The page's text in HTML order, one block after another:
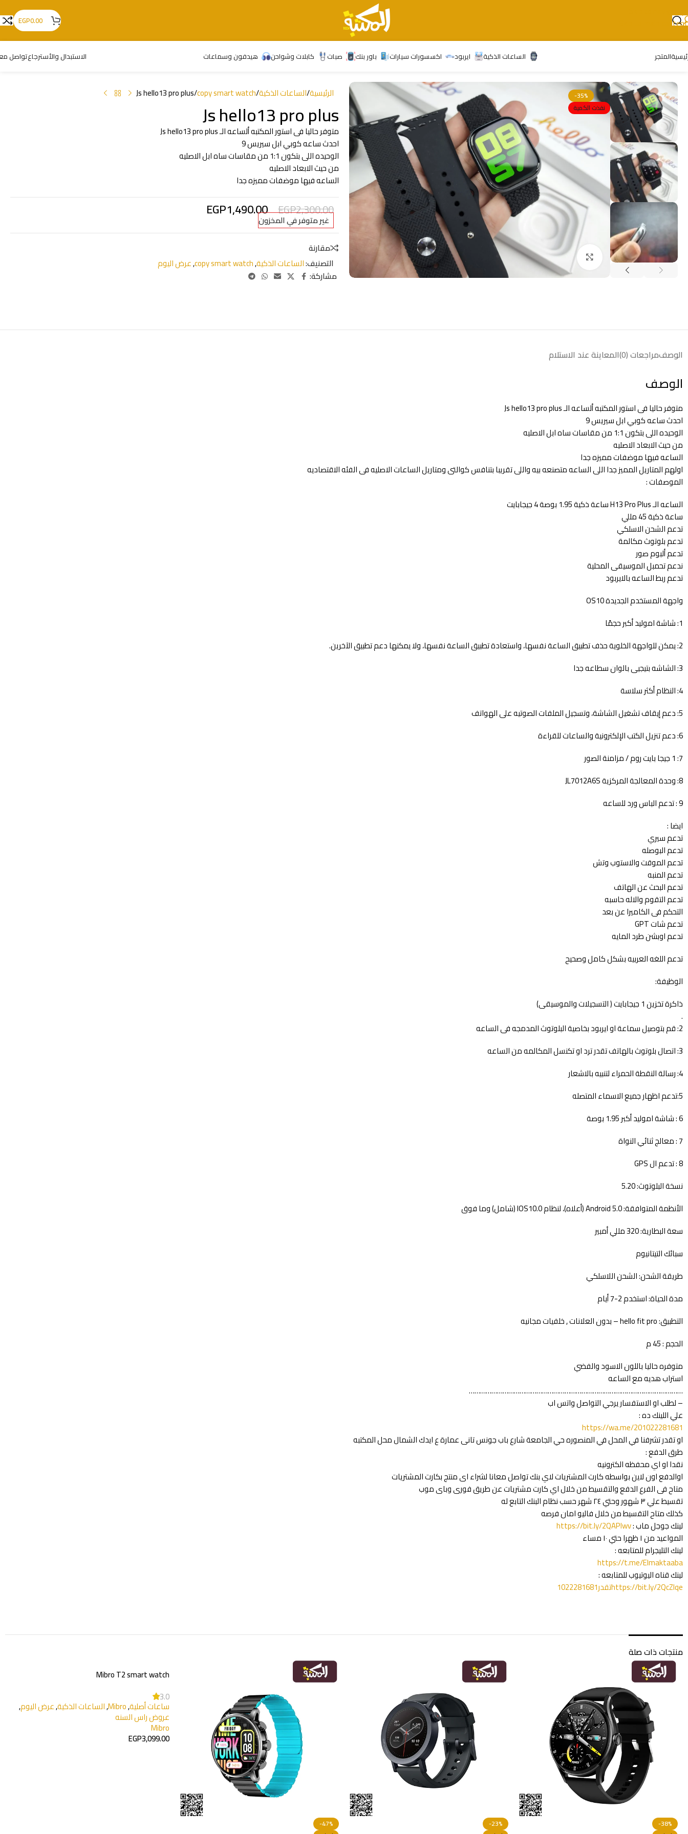
Skip to main content
EGP0.00
المتجر الساعات الذكية ايربود اكسسورات سيارات باور بنك صبات كابلات وشواحن هيدفون وسماعات الاستبدال والأسترجاعتواصل
-35%
نفذت الكمية
انقر للتكبير
الرئيسية/الساعات الذكية/
copy smart watch
/
Js hello13 pro plus
Js hello13 pro plus
متوفر حاليا فى استور المكتبه ألساعه الـ Js hello13 pro plus
احدث ساعه كوبي ابل سيريس 9
الوحيده اللى بتكون 1:1 من مقاسات ساه ابل الاصليه
من حيث الابعاد الاصليه
الساعه فيها موضفات مميزه جدا
EGP2,300.00
EGP1,490.00
غير متوفر في المخزون
مقارنة
التصنيف:الساعات الذكية,
copy smart watch
,عرض اليوم
مشاركة:
الوصفمراجعات (0) المعاينة عند الاستلام
الوصف
متوفر حاليا فى استور المكتبه ألساعه الـ Js hello13 pro plus
احدث ساعه كوبي ابل سيريس 9
الوحيده اللى بتكون 1:1 من مقاسات ساه ابل الاصليه
من حيث الابعاد الاصليه
الساعه فيها موضفات مميزه جدا
اولهم المتاريل المميز جدا اللى الساعه متصنعه بيه واللى تقريبا بتنافس كوالتى ومتاريل الساعات الاصليه فى الفئه الاقتصاديه
الموصفات :
الساعه الـ H13 Pro Plus ساعة ذكية 1.95 بوصة 4 جيجابايت
ساعة ذكية 45 مللي
تدعم الشحن الاسلكي
تدعم بلوتوث مكالمة
تدعم ألبوم صور
ندعم تحمبل الموسيقى المحلية
تدعم ربط الساعه بالايربود
واجهة المستخدم الجديدة OS10
1: شاشة اموليد أكبر حجمًا
2: يمكن للواجهة الخلوية حذف تطبيق الساعة نفسها، واستعادة تطبيق الساعة نفسها، ولا يمكنها دعم تطبيق الآخرين.
3: الشاشه بتيجيى بالوان سطاعه جدا
4: النظام أكثر سلاسة
5: دعم إيقاف تشغيل الشاشة، وتسجيل الملفات الصوتيه على الهواتف
6: دعم تنزيل الكتب الإلكترونية والساعات للقراءة
7: 1 جيجا بايت روم / مزامنة الصور
8: وحدة المعالجة المركزية JL7012A6S
9 : تدعم الباس ورد للساعه
ايضا :
تدعم سيري
تدعم البوصله
تدعم الموقت والاستوب وتش
تدعم المنبه
تدعم البحث عن الهاتف
تدعم التقوم والاله حاسبه
التحكم فى الكاميرا عن بعد
تدعم شات GPT
تدعم اوبشن طرد المايه
تدعم اللغه العربيه بشكل كامل وصحيح
الوظيفة:
ذاكرة تخزين 1 جيجابايت ( التسجيلات والموسيقى)
.
2: قم بتوصيل سماعة او ايربود بخاصية البلوتوث المدمجه فى الساعه
3: اتصال بلوتوث بالهاتف تقدر ترد او تكنسل المكالمه من الساعه
4: رسالة النقطة الحمراء لتنبيه بالاشعار
5:تدعم اظهار جميع الاسماء المتصله
6 : شاشة اموليد أكبر 1.95 بوصة
7 : معالج ثنائي النواة
8 : تدعم ال GPS
نسخة البلوتوث: 5.20
الأنظمة المتوافقة: Android 5.0 (أعلاه)، لنظام IOS10.0 (شامل) وما فوق
سعة البطارية: 320 مللي أمبير
سبائك التيتانيوم
طريقة الشحن: الشحن اللاسلكي
مدة الحياة: استخدم 2-7 أيام
التطبيق: hello fit pro – بدون العلانات , خلفيات مجانيه
الحجم : 45 م
متوفره حاليا باللون الاسود والفضي
استراب هديه مع الساعه
……………………………………………………………………………………………………
– لطلب او الاستفسار يرجي التواصل واتس اب
علي اللينك ده :
https://wa.me/201022281681
او تقدر تشرفنا في المحل في المنصوره حي الجامعة شارع باب جونس تانى عمارة ع ايدك الشمال محل المكتبه
طرق الدفع :
نقدا او اي محفظه الكترونيه
اوالدفع اون لاين بواسطه كارت المشتريات لاي بنك تواصل معانا لشراء اى منتج بكارت المشتريات
متاح فى الفرع الدفع والتقسيط من خلال اي كارت مشتريات عن طريق فورى وباى موب
تقسيط علي ٣ شهور وحتي ٢٤ شهر حسب نظام البنك التابع له
كذلك متاح التقسيط من خلال فاليو امان فرصه
لينك جوجل ماب :https://bit.ly/2QAPlwv
المواعيد من ١ ظهرا حتي ١٠ مساء
لينك التليجرام للمتابعه :
https://t.me/Elmaktaaba
لينك قناه اليوتيوب للمتابعه :
https://bit.ly/2QcZIqeتقدر1022281681
منتجات ذات صلة
-23%
-47%
Mibro T2 smart watch
Mibro
,الساعات الذكية
عروض راس السنه
EGP